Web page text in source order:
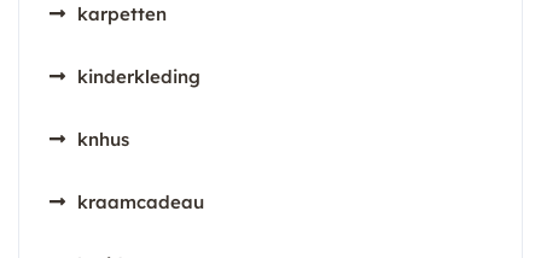
karpetten
kinderkleding
knhus
kraamcadeau